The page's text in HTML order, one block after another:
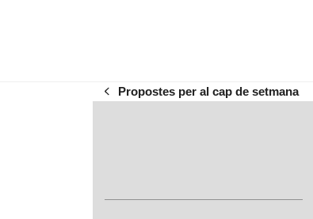
previous
Propostes per al cap de setmana